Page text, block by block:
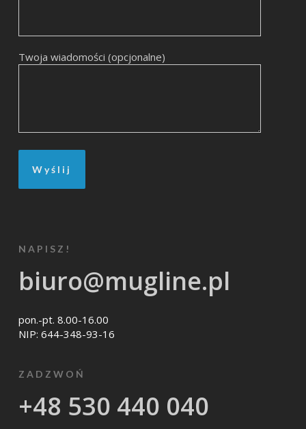
Twoja wiadomości (opcjonalne)
NAPISZ!
biuro@mugline.pl
pon.-pt. 8.00-16.00
NIP: 644-348-93-16
ZADZWOŃ
+48 530 440 040